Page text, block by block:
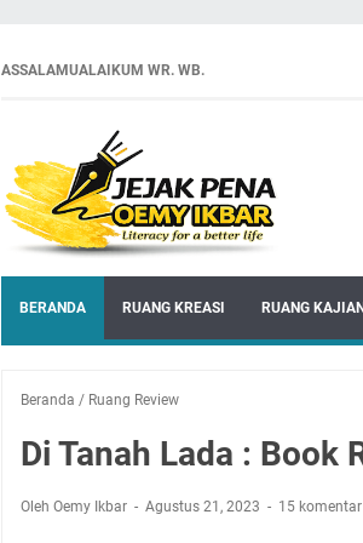
ASSALAMUALAIKUM WR. WB.
BERANDA RUANG KREASI RUANG KAJIAN
Beranda / Ruang Review
Di Tanah Lada : Book
Oleh Oemy Ikbar Agustus 21, 2023 15 komentar